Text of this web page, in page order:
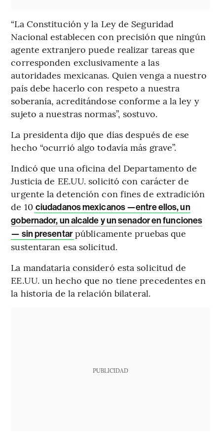
“La Constitución y la Ley de Seguridad
Nacional establecen con precisión que ningún
agente extranjero puede realizar tareas que
corresponden exclusivamente a las
autoridades mexicanas. Quien venga a nuestro
país debe hacerlo con respeto a nuestra
soberanía, acreditándose conforme a la ley y
sujeto a nuestras normas”, sostuvo.
La presidenta dijo que días después de ese
hecho “ocurrió algo todavía más grave”.
Indicó que una oficina del Departamento de
Justicia de EE.UU. solicitó con carácter de
urgente la detención con fines de extradición
de 10 ciudadanos mexicanos —entre ellos, un
gobernador, un alcalde y un senador en funciones
— sin presentar públicamente pruebas que
sustentaran esa solicitud.
La mandataria consideró esta solicitud de
EE.UU. un hecho que no tiene precedentes en
la historia de la relación bilateral.
PUBLICIDAD